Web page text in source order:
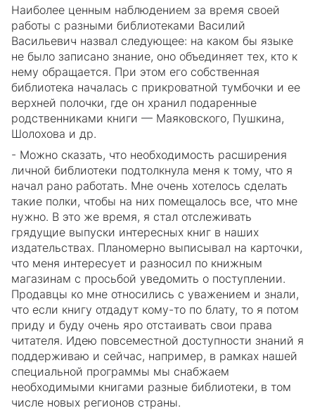
Наиболее ценным наблюдением за время своей
работы с разными библиотеками Василий
Васильевич назвал следующее: на каком бы языке
не было записано знание, оно объединяет тех, кто к
нему обращается. При этом его собственная
библиотека началась с прикроватной тумбочки и ее
верхней полочки, где он хранил подаренные
родственниками книги — Маяковского, Пушкина,
Шолохова и др.
- Можно сказать, что необходимость расширения
личной библиотеки подтолкнула меня к тому, что я
начал рано работать. Мне очень хотелось сделать
такие полки, чтобы на них помещалось все, что мне
нужно. В это же время, я стал отслеживать
грядущие выпуски интересных книг в наших
издательствах. Планомерно выписывал на карточки,
что меня интересует и разносил по книжным
магазинам с просьбой уведомить о поступлении.
Продавцы ко мне относились с уважением и знали,
что если книгу отдадут кому-то по блату, то я потом
приду и буду очень яро отстаивать свои права
читателя. Идею повсеместной доступности знаний я
поддерживаю и сейчас, например, в рамках нашей
специальной программы мы снабжаем
необходимыми книгами разные библиотеки, в том
числе новых регионов страны.